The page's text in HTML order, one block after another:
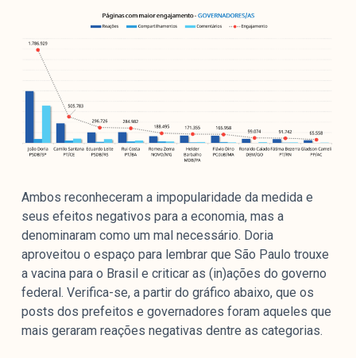
Ambos reconheceram a impopularidade da medida e
seus efeitos negativos para a economia, mas a
denominaram como um mal necessário. Doria
aproveitou o espaço para lembrar que São Paulo trouxe
a vacina para o Brasil e criticar as (in)ações do governo
federal. Verifica-se, a partir do gráfico abaixo, que os
posts dos prefeitos e governadores foram aqueles que
mais geraram reações negativas dentre as categorias.